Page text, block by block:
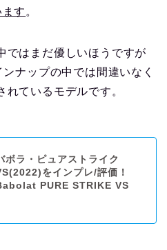
す 。
ではまだ優しいほうですが
ナップの中では間違いなく
ているモデルです。
ボラ・ピュアストライク
をインプレ/評価！
PURE STRIKE VS